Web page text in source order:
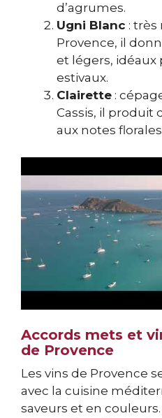
d’agrumes.
Ugni Blanc : très
Provence, il
et légers, idéaux
estivaux.
Clairette :
Cassis, il produit
aux notes
Accords mets et
de Provence
Les vins de Provence
avec la cuisine
saveurs et en